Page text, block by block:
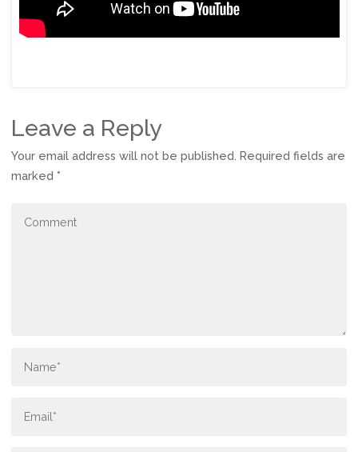
Leave a Reply
Your email address will not be published. Required fields are
marked *